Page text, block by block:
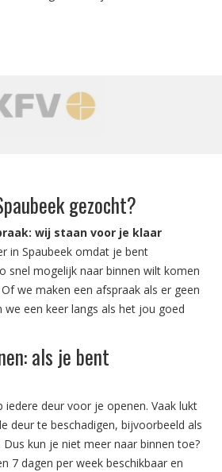
gezocht?
wij staan voor je klaar
in Spaubeek omdat je bent
snel mogelijk naar binnen wilt komen
we maken een afspraak als er geen
we een keer langs als het jou goed
als je bent
iedere deur voor je openen. Vaak lukt
deur te beschadigen, bijvoorbeeld als
Dus kun je niet meer naar binnen toe?
7 dagen per week beschikbaar en